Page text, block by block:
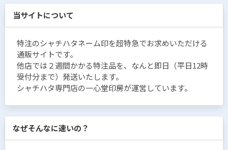
当サイトについて
特注のシャチハタネーム印を超特急でお求めいただける
通販サイトです。
他店では２週間かかる特注品を、なんと即日（平日12時
受付分まで）発送いたします。
シャチハタ専門店の一心堂印房が運営しています。
なぜそんなに速いの？